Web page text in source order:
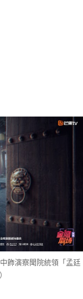
飾演察聞院統領「孟廷